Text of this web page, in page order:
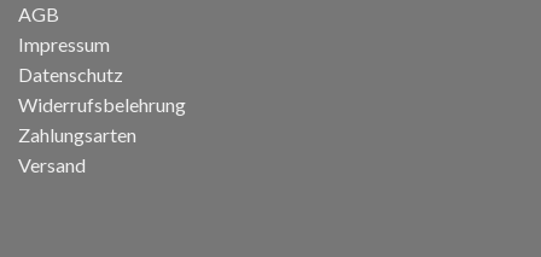
AGB
Impressum
Datenschutz
Widerrufsbelehrung
Zahlungsarten
Versand